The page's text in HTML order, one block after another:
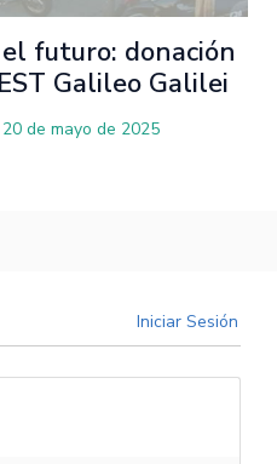
futuro: donación
Galileo Galilei
20 de mayo de 2025
Iniciar Sesión